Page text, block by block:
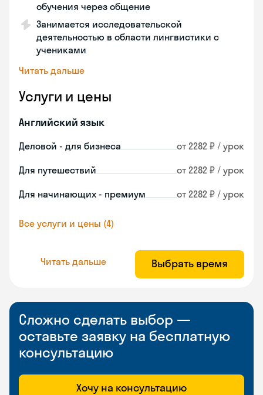
обучения через общение
Занимается исследовательской
деятельностью в области лингвистики с
учениками
Читать дальше
Услуги и цены
Английский язык
Деловой - для бизнеса от 2282 ₽ / урок
Для путешествий от 2282 ₽ / урок
Для начинающих - премиум от 2282 ₽ / урок
Все услуги и цены (4)
Читать дальше Выбрать время
Сложно сделать выбор —
оставьте заявку на бесплатную
консультацию
Хочу на консультацию